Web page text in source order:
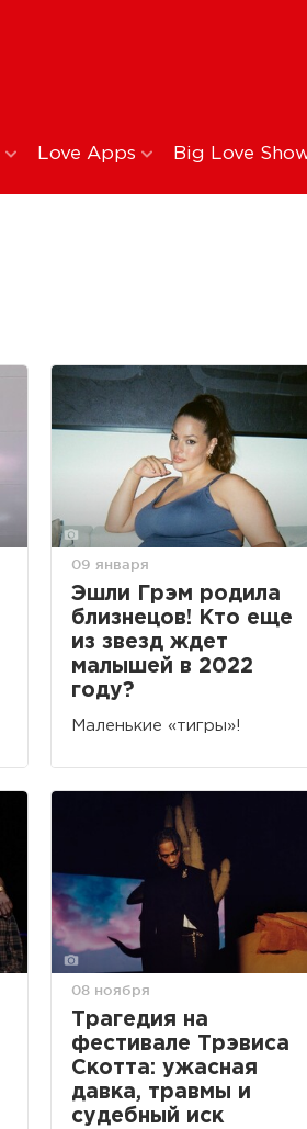
Love Apps Big Love
09 января
Эшли Грэм родила
близнецов! Кто еще
из звезд ждет
малышей в 2022
году?
Маленькие «тигры»!
08 ноября
Трагедия на
фестивале Трэвиса
Скотта: ужасная
давка, травмы и
судебный иск